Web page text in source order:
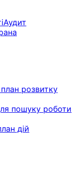
Аудит
розвитку
пошуку роботи
дій